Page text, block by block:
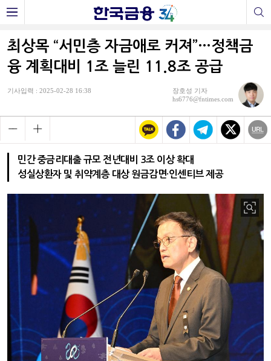
최상목 “서민층 자금애로 커져”…정책금
융 계획대비 1조 늘린 11.8조 공급
기사입력 : 2025-02-28 16:38
장호성 기자
hs6776@fntimes.com
민간 중금리대출 규모 전년대비 3조 이상 확대
성실상환자 및 취약계층 대상 원금감면·인센티브 제공